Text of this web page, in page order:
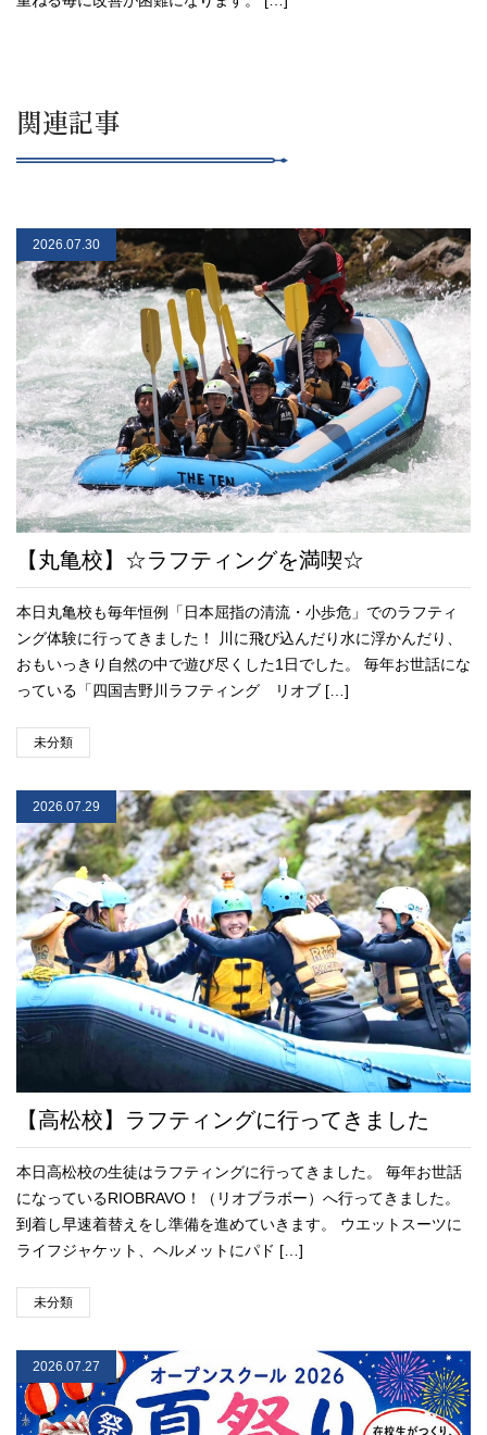
関連記事
2026.07.30
【丸亀校】☆ラフティングを満喫☆
本日丸亀校も毎年恒例「日本屈指の清流・小歩危」でのラフティ
ング体験に行ってきました！ 川に飛び込んだり水に浮かんだり、
おもいっきり自然の中で遊び尽くした1日でした。 毎年お世話にな
っている「四国吉野川ラフティング リオブ […]
未分類
2026.07.29
【高松校】ラフティングに行ってきました
本日高松校の生徒はラフティングに行ってきました。 毎年お世話
になっているRIOBRAVO！（リオブラボー）へ行ってきました。
到着し早速着替えをし準備を進めていきます。 ウエットスーツに
ライフジャケット、ヘルメットにパド […]
未分類
2026.07.27